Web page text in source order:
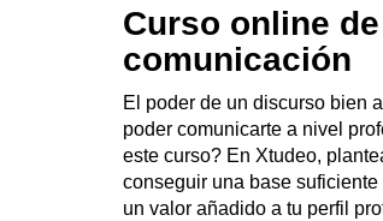
Curso online
comunicación
El poder de un discurso bien
poder comunicarte a nivel
este curso? En Xtudeo,
conseguir una base
un valor añadido a tu perfil